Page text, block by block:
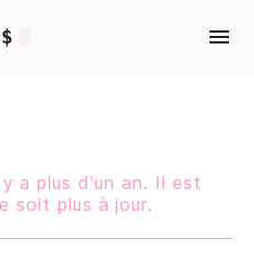
a plus d'un an. Il est
soit plus à jour.